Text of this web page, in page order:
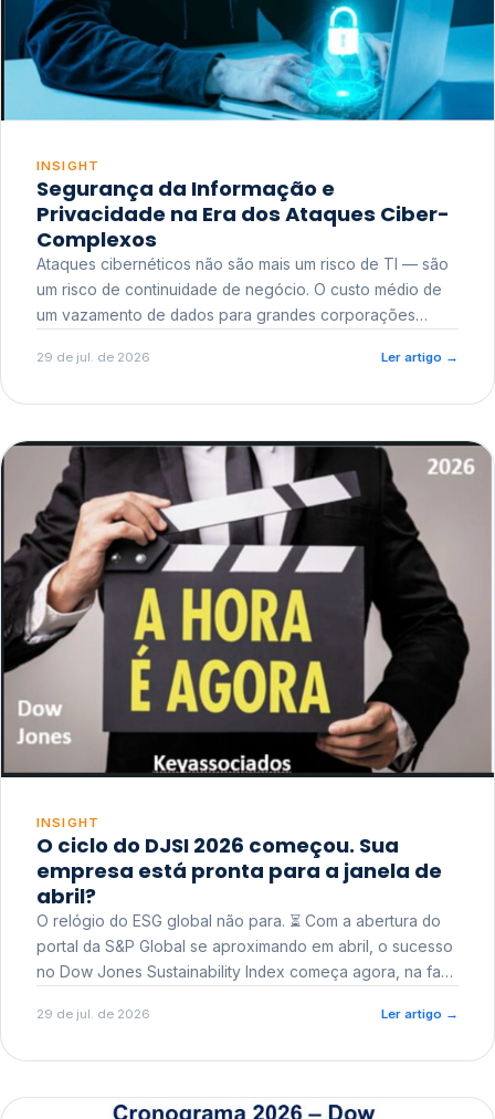
INSIGHT
Segurança da Informação e
Privacidade na Era dos Ataques Ciber-
Complexos
Ataques cibernéticos não são mais um risco de TI — são
um risco de continuidade de negócio. O custo médio de
um vazamento de dados para grandes corporações
reputacional e o risco regulatório junto a órgãos como a
29 de jul. de 2026 Ler artigo →
INSIGHT
O ciclo do DJSI 2026 começou. Sua
empresa está pronta para a janela de
abril?
O relógio do ESG global não para. ⏳ Com a abertura do
portal da S&P Global se aproximando em abril, o sucesso
no Dow Jones Sustainability Index começa agora, na fase
29 de jul. de 2026 Ler artigo →